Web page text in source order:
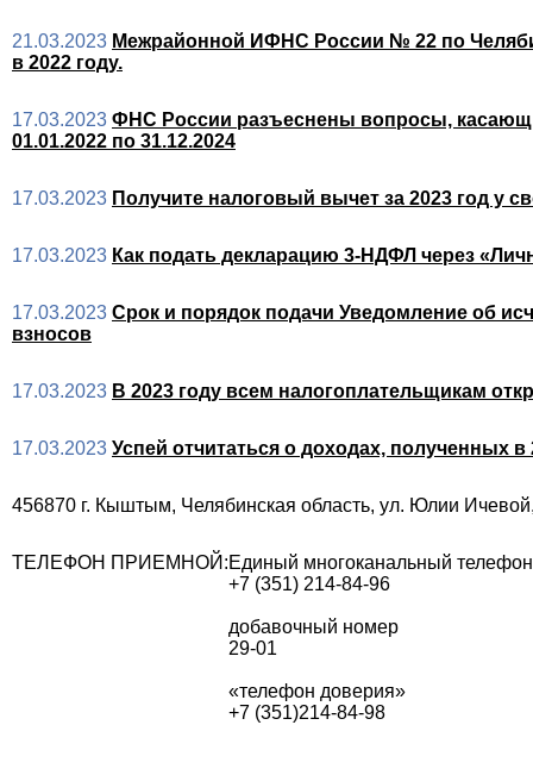
21.03.2023 Межрайонной ИФНС России № 22 по
в 2022 году.
17.03.2023 ФНС России разъеснены вопросы,
01.01.2022 по 31.12.2024
17.03.2023 Получите налоговый вычет за 2023 год у
17.03.2023 Как подать декларацию 3-НДФЛ через
17.03.2023 Срок и порядок подачи Уведомление об
взносов
17.03.2023 В 2023 году всем налогоплательщикам
17.03.2023 Успей отчитаться о доходах, полученных в
456870 г. Кыштым, Челябинская область, ул. Юлии
ТЕЛЕФОН ПРИЕМНОЙ:Единый многоканальный телефон
+7 (351) 214-84-96
добавочный номер
29-01
«телефон доверия»
+7 (351)214-84-98